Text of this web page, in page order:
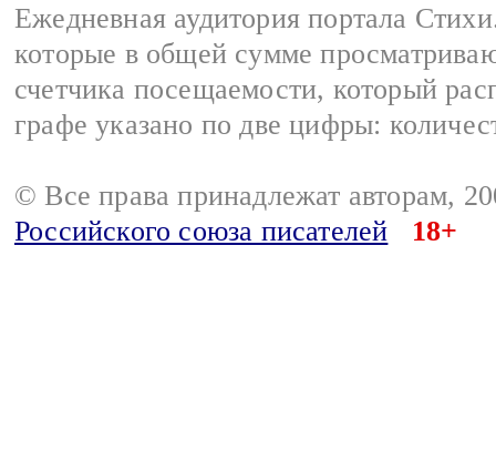
Ежедневная аудитория портала
которые в общей сумме
счетчика посещаемости, который
графе указано по две цифры:
© Все права принадлежат авторам,
Российского союза писателей
18+